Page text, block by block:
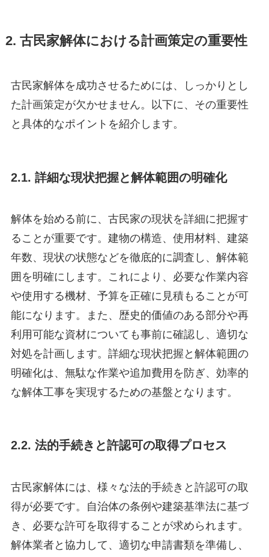
2. 古民家解体における計画策定の重要性
古民家解体を成功させるためには、しっかりとし
た計画策定が欠かせません。以下に、その重要性
と具体的なポイントを紹介します。
2.1. 詳細な現状把握と解体範囲の明確化
解体を始める前に、古民家の現状を詳細に把握す
ることが重要です。建物の構造、使用材料、建築
年数、現状の状態などを徹底的に調査し、解体範
囲を明確にします。これにより、必要な作業内容
や使用する機材、予算を正確に見積もることが可
能になります。また、歴史的価値のある部分や再
利用可能な資材についても事前に確認し、適切な
対処を計画します。詳細な現状把握と解体範囲の
明確化は、無駄な作業や追加費用を防ぎ、効率的
な解体工事を実現するための基盤となります。
2.2. 法的手続きと許認可の取得プロセス
古民家解体には、様々な法的手続きと許認可の取
得が必要です。自治体の条例や建築基準法に基づ
き、必要な許可を取得することが求められます。
解体業者と協力して、適切な申請書類を準備し、